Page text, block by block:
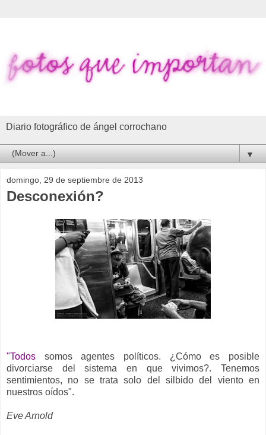
Diario fotográfico de ángel corrochano
▼
domingo, 29 de septiembre de 2013
Desconexión?
"Todos somos agentes políticos. ¿Cómo es posible
divorciarse del sistema en que vivimos?. Tenemos
sentimientos, no se trata solo del silbido del viento en
nuestros oídos".
Eve Arnold